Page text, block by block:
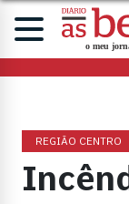
REGIÃO CENTRO